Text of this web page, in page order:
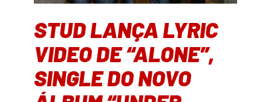
STUD LANÇA LYRIC
VIDEO DE “ALONE”,
SINGLE DO NOVO